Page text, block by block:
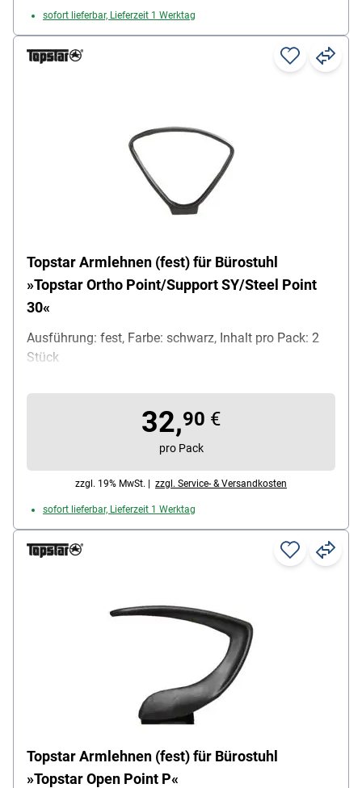
sofort lieferbar, Lieferzeit 1 Werktag
Topstar Armlehnen (fest) für Bürostuhl
»Topstar Ortho Point/Support SY/Steel Point
30«
Ausführung: fest, Farbe: schwarz, Inhalt pro Pack: 2
Stück
32,90 €
pro Pack
zzgl. 19% MwSt. | zzgl. Service- & Versandkosten
sofort lieferbar, Lieferzeit 1 Werktag
Topstar Armlehnen (fest) für Bürostuhl
»Topstar Open Point P«